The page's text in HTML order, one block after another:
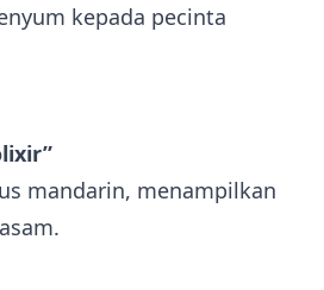
kepada pecinta
mandarin, menampilkan